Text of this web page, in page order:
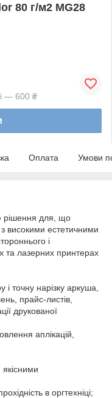
80 г/м2 МG28
— 600 ₴
Оплата Умови
рішення для, що
високими естетичними
і
та лазерних принтерах
і точну нарізку аркуша,
прайс-листів,
друкованої
аплікацій,
в оргтехніці;